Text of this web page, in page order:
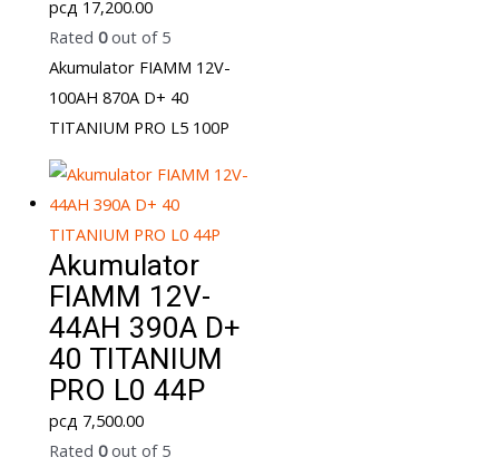
рсд 17,200.00
Rated 0out of 5
Akumulator FIAMM 12V-
100AH 870A D+ 40
TITANIUM PRO L5 100P
Akumulator
FIAMM 12V-
44AH 390A D+
40 TITANIUM
PRO L0 44P
рсд 7,500.00
Rated 0out of 5